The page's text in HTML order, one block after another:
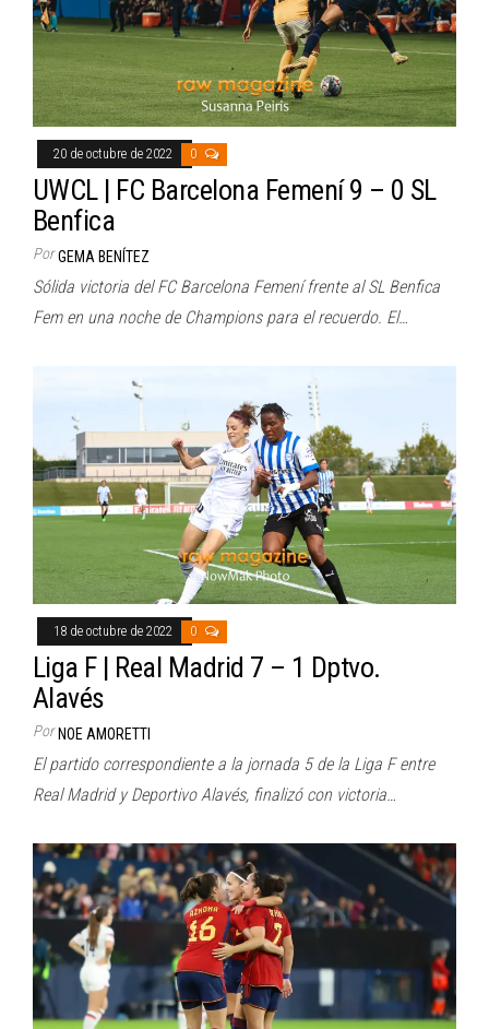
20 de octubre de 2022 0
UWCL | FC Barcelona Femení 9 – 0 SL
Benfica
Por GEMA BENÍTEZ
Sólida victoria del FC Barcelona Femení frente al SL Benfica
Fem en una noche de Champions para el recuerdo. El…
18 de octubre de 2022 0
Liga F | Real Madrid 7 – 1 Dptvo.
Alavés
Por NOE AMORETTI
El partido correspondiente a la jornada 5 de la Liga F entre
Real Madrid y Deportivo Alavés, finalizó con victoria…